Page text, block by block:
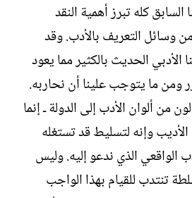
كله تبرز أهمية النقد
وسائل التعريف بالأدب. وقد
الأدبي الحديث بالكثير مما يعود
ومن ما يتوجب علينا أن نحاربه.
من ألوان الأدب إلى الدولة ـ إنما
وإنه لتسليط قد تستغله
الواقعي الذي ندعو إليه. وليس
تنتدب للقيام بهذا الواجب